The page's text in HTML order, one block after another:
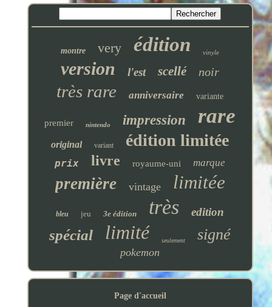
montre very édition vinyle
version l'est scellé noir
très rare anniversaire variante
premier nintendo impression rare
original variant édition limitée
prix livre royaume-uni marque
première vintage limitée
bleu jeu 3e édition très edition
spécial limité seulement signé
pokemon
Page d'accueil